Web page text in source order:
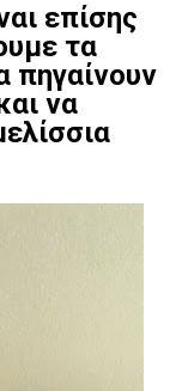
επίσης
τα
πηγαίνουν
να